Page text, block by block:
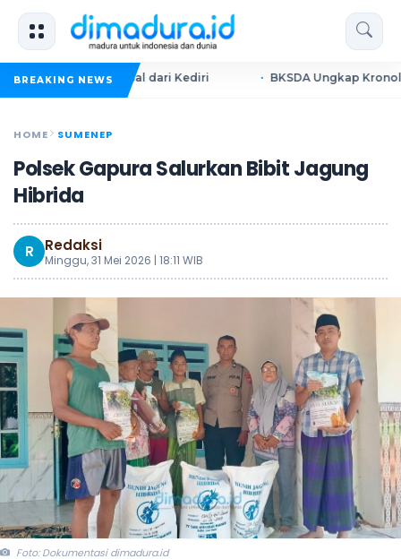
BREAKING NEWS
Berasal dari Kediri BKSDA Ungkap Kronologi dan
HOME SUMENEP
Polsek Gapura Salurkan Bibit Jagung
Hibrida
R Redaksi
Minggu, 31 Mei 2026 | 18:11 WIB
Foto: Dokumentasi dimadura.id